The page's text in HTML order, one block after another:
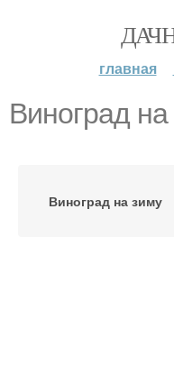
главная
Виноград
Виноград на зиму